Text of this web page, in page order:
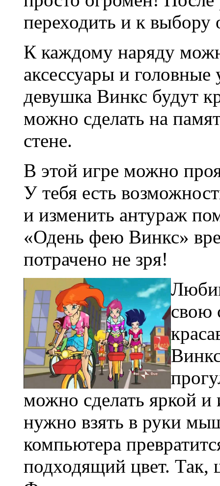
переходить и к
К каждому наряду
аксессуары и
девушка Винкс будут
можно сделать на
стене.
В этой игре можно
У тебя есть
и изменить антураж
«Одень фею Винкс»
потрачено не зря!
свою
можно сделать яркой и
нужно взять в руки
компьютера
подходящий цвет. Так,